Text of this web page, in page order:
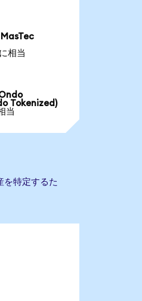
相当
Tokenized)
当
を特定するた